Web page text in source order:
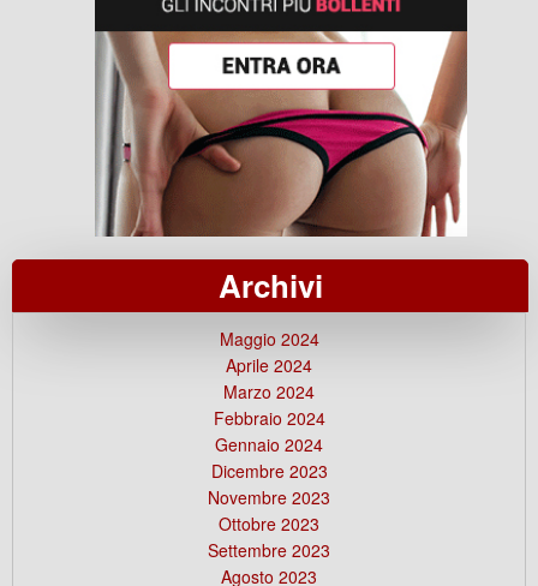
Archivi
Maggio 2024
Aprile 2024
Marzo 2024
Febbraio 2024
Gennaio 2024
Dicembre 2023
Novembre 2023
Ottobre 2023
Settembre 2023
Agosto 2023